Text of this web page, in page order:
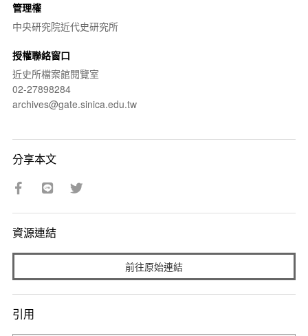
管理權
中央研究院近代史研究所
授權聯絡窗口
近史所檔案館閱覽室
02-27898284
archives@gate.sinica.edu.tw
分享本文
資源連結
前往原始連結
引用